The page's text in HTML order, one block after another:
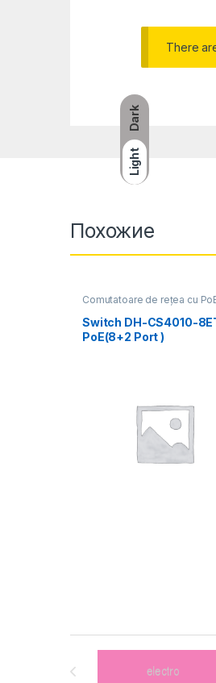
Dark
Light
There
Похожие
Comutatoare de rețea cu
Switch DH-CS4010-
PoE(8+2 Port )
Brands Carousel